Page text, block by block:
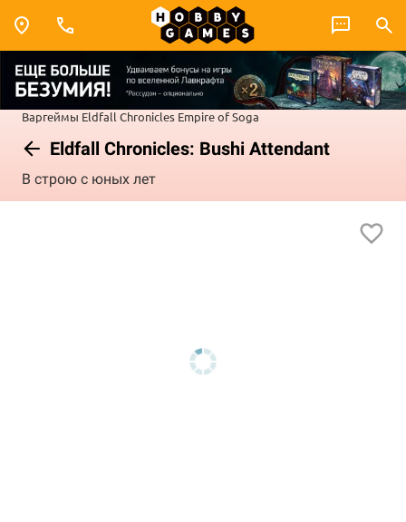
Варгеймы Eldfall Chronicles Empire of Soga
Eldfall Chronicles: Bushi Attendant
В строю с юных лет